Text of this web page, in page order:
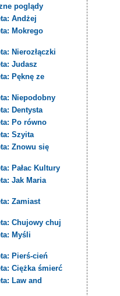
poglądy
Andżej
Mokrego
Nierozłączki
Judasz
Pęknę ze
Niepodobny
Dentysta
Po równo
Szyita
Znowu się
Pałac Kultury
Jak Maria
Zamiast
Chujowy chuj
Myśli
Pierś-cień
Ciężka śmierć
Law and